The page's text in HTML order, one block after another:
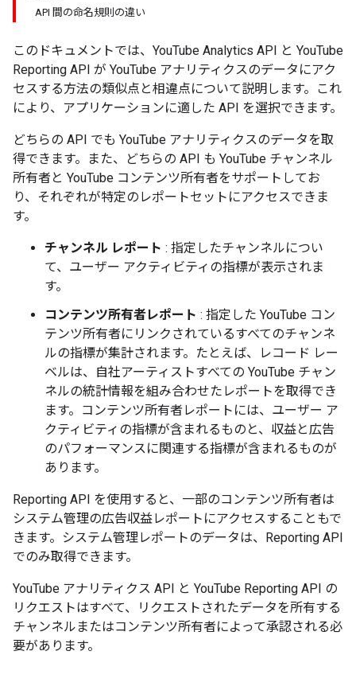
API 間の命名規則の違い
このドキュメントでは、YouTube Analytics API と YouTube
Reporting API が YouTube アナリティクスのデータにアク
セスする方法の類似点と相違点について説明します。これ
により、アプリケーションに適した API を選択できます。
どちらの API でも YouTube アナリティクスのデータを取
得できます。また、どちらの API も YouTube チャンネル
所有者と YouTube コンテンツ所有者をサポートしてお
り、それぞれが特定のレポートセットにアクセスできま
す。
チャンネル レポート : 指定したチャンネルについ
て、ユーザー アクティビティの指標が表示されま
す。
コンテンツ所有者レポート : 指定した YouTube コン
テンツ所有者にリンクされているすべてのチャンネ
ルの指標が集計されます。たとえば、レコード レー
ベルは、自社アーティストすべての YouTube チャン
ネルの統計情報を組み合わせたレポートを取得でき
ます。コンテンツ所有者レポートには、ユーザー ア
クティビティの指標が含まれるものと、収益と広告
のパフォーマンスに関連する指標が含まれるものが
あります。
Reporting API を使用すると、一部のコンテンツ所有者は
システム管理の広告収益レポートにアクセスすることもで
きます。システム管理レポートのデータは、Reporting API
でのみ取得できます。
YouTube アナリティクス API と YouTube Reporting API の
リクエストはすべて、リクエストされたデータを所有する
チャンネルまたはコンテンツ所有者によって承認される必
要があります。